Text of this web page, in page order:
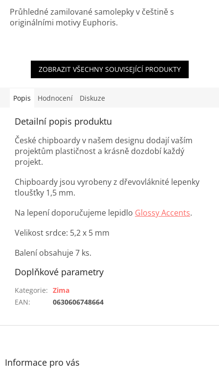
Průhledné zamilované samolepky v češtině s
originálními motivy Euphoris.
ZOBRAZIT VŠECHNY SOUVISEJÍCÍ PRODUKTY
Popis Hodnocení Diskuze
Detailní popis produktu
České chipboardy v našem designu dodají vaším
projektům plastičnost a krásně dozdobí každý
projekt.
Chipboardy jsou vyrobeny z dřevovláknité lepenky
tloušťky 1,5 mm.
Na lepení doporučujeme lepidlo Glossy Accents.
Velikost srdce: 5,2 x 5 mm
Balení obsahuje 7 ks.
Doplňkové parametry
Kategorie: Zima
EAN: 0630606748664
Z
Informace pro vás